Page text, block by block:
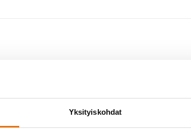
Yksityiskohdat